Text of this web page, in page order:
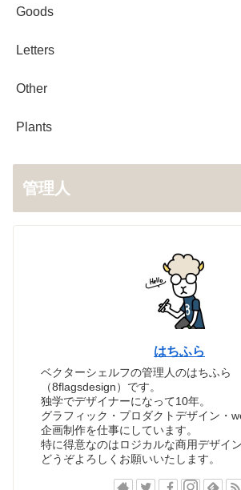
Goods
Letters
Other
Plants
管理人
はちふら
ベクターシェルフの管理人のはちふら
（8flagsdesign）です。
独学でデザイナーになって10年。
グラフィック・プロダクトデザイン・
企画制作を仕事にしています。
特に得意なのはロジカルな商用デザイン
どうぞよろしくお願いいたします。